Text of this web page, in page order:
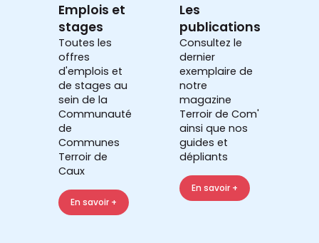
Emplois et
stages
Toutes les
offres
d'emplois et
de stages au
sein de la
Communauté
de
Communes
Terroir de
Caux
En savoir +
Les
publications
Consultez le
dernier
exemplaire de
notre
magazine
Terroir de Com'
ainsi que nos
guides et
dépliants
En savoir +